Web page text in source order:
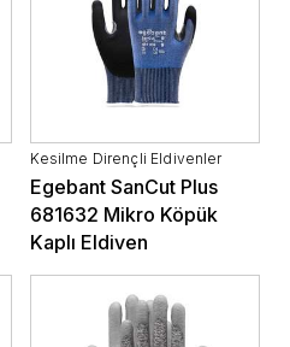
Kesilme Dirençli Eldivenler
Egebant SanCut Plus
681632 Mikro Köpük
Kaplı Eldiven